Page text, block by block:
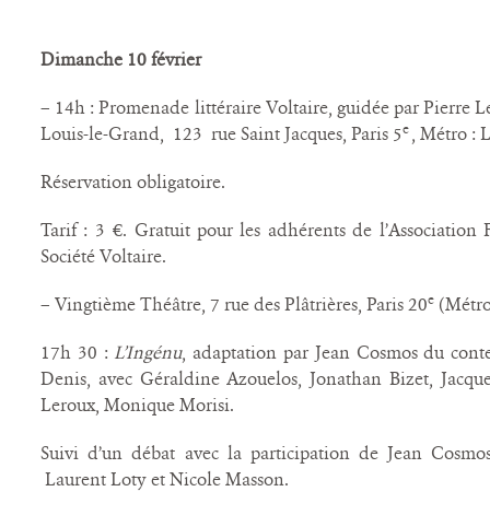
Dimanche 10 février
– 14h : Promenade littéraire Voltaire, guidée par Pierre
Louis-le-Grand, 123 rue Saint Jacques, Paris 5e, Métro :
Réservation obligatoire.
Tarif : 3 €. Gratuit pour les adhérents de l’Association
Société Voltaire.
– Vingtième Théâtre, 7 rue des Plâtrières, Paris 20e
17h 30 : L’Ingénu, adaptation par Jean Cosmos du
Denis, avec Géraldine Azouelos, Jonathan Bizet,
Leroux, Monique Morisi.
Suivi d’un débat avec la participation de Jean
Laurent Loty et Nicole Masson.